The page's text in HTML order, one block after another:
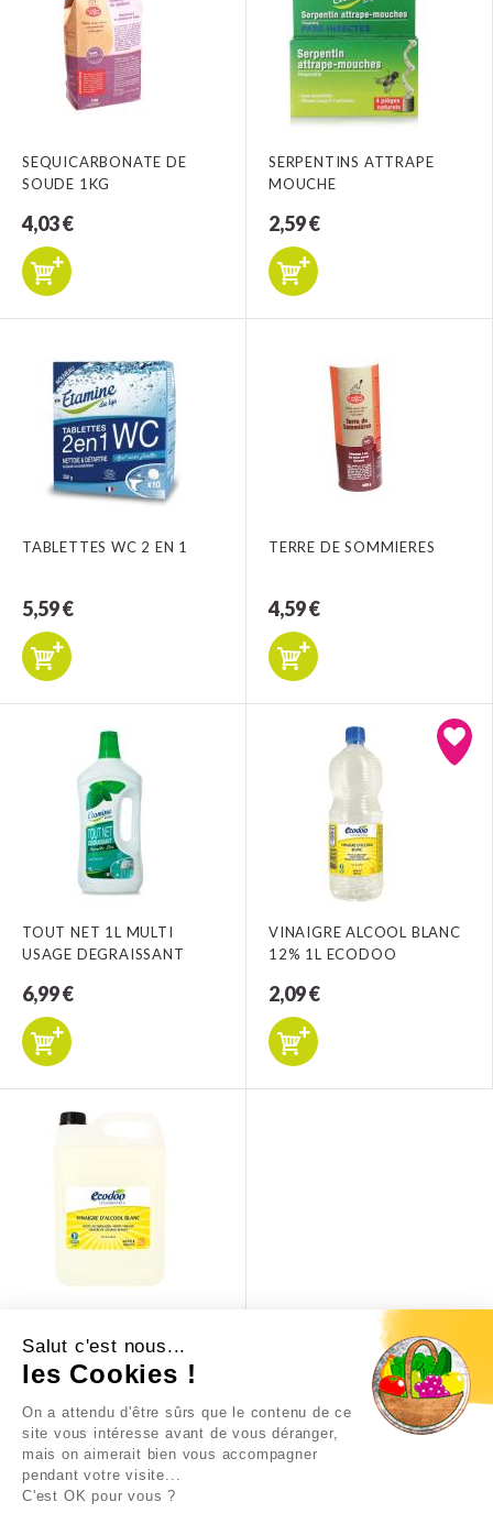
Salut c'est nous...
les Cookies !
On a attendu d'être sûrs que le contenu de ce
site vous intéresse avant de vous déranger,
mais on aimerait bien vous accompagner
pendant votre visite...
C'est OK pour vous ?
SEQUICARBONATE DE
SOUDE 1KG
4,03 €
SERPENTINS ATTRAPE
MOUCHE
2,59 €
TABLETTES WC 2 EN 1
5,59 €
TERRE DE SOMMIERES
4,59 €
TOUT NET 1L MULTI
USAGE DEGRAISSANT
6,99 €
VINAIGRE ALCOOL BLANC
12% 1L ECODOO
2,09 €
BLANC12% 5L ECODOO
11,29 €